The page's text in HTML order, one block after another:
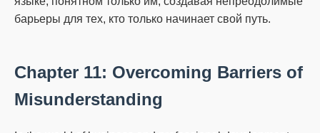
барьеры для тех, кто только начинает свой путь.
Chapter 11: Overcoming Barriers of
Misunderstanding